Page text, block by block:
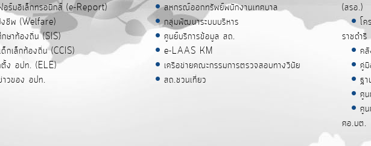
อร์มอิเล็กทรอนิกส์ (e-Report)
งชีพ (Welfare)
กษาท้องถิ่น (SIS)
ด็กเล็กท้องถิ่น (CCIS)
ตั้ง อปท. (ELE)
าวของ อปท.
สหกรณ์ออกทรัพย์พนักงานเทศบาล
กลุ่มพัฒนาระบบบริหาร
ศูนย์บริการข้อมูล สถ.
e-LAAS KM
เครือข่ายคณะกรรมการตรวจสอบทางวินัย
สถ.ชวนเที่ยว
(สรอ.)
โ
ราชดำริ
ค
คู่
ฐ
ศู
ศู
ศอ.บต.